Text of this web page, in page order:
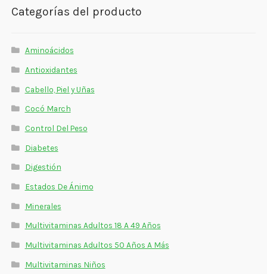
Categorías del producto
Aminoácidos
Antioxidantes
Cabello, Piel y Uñas
Cocó March
Control Del Peso
Diabetes
Digestión
Estados De Ánimo
Minerales
Multivitaminas Adultos 18 A 49 Años
Multivitaminas Adultos 50 Años A Más
Multivitaminas Niños